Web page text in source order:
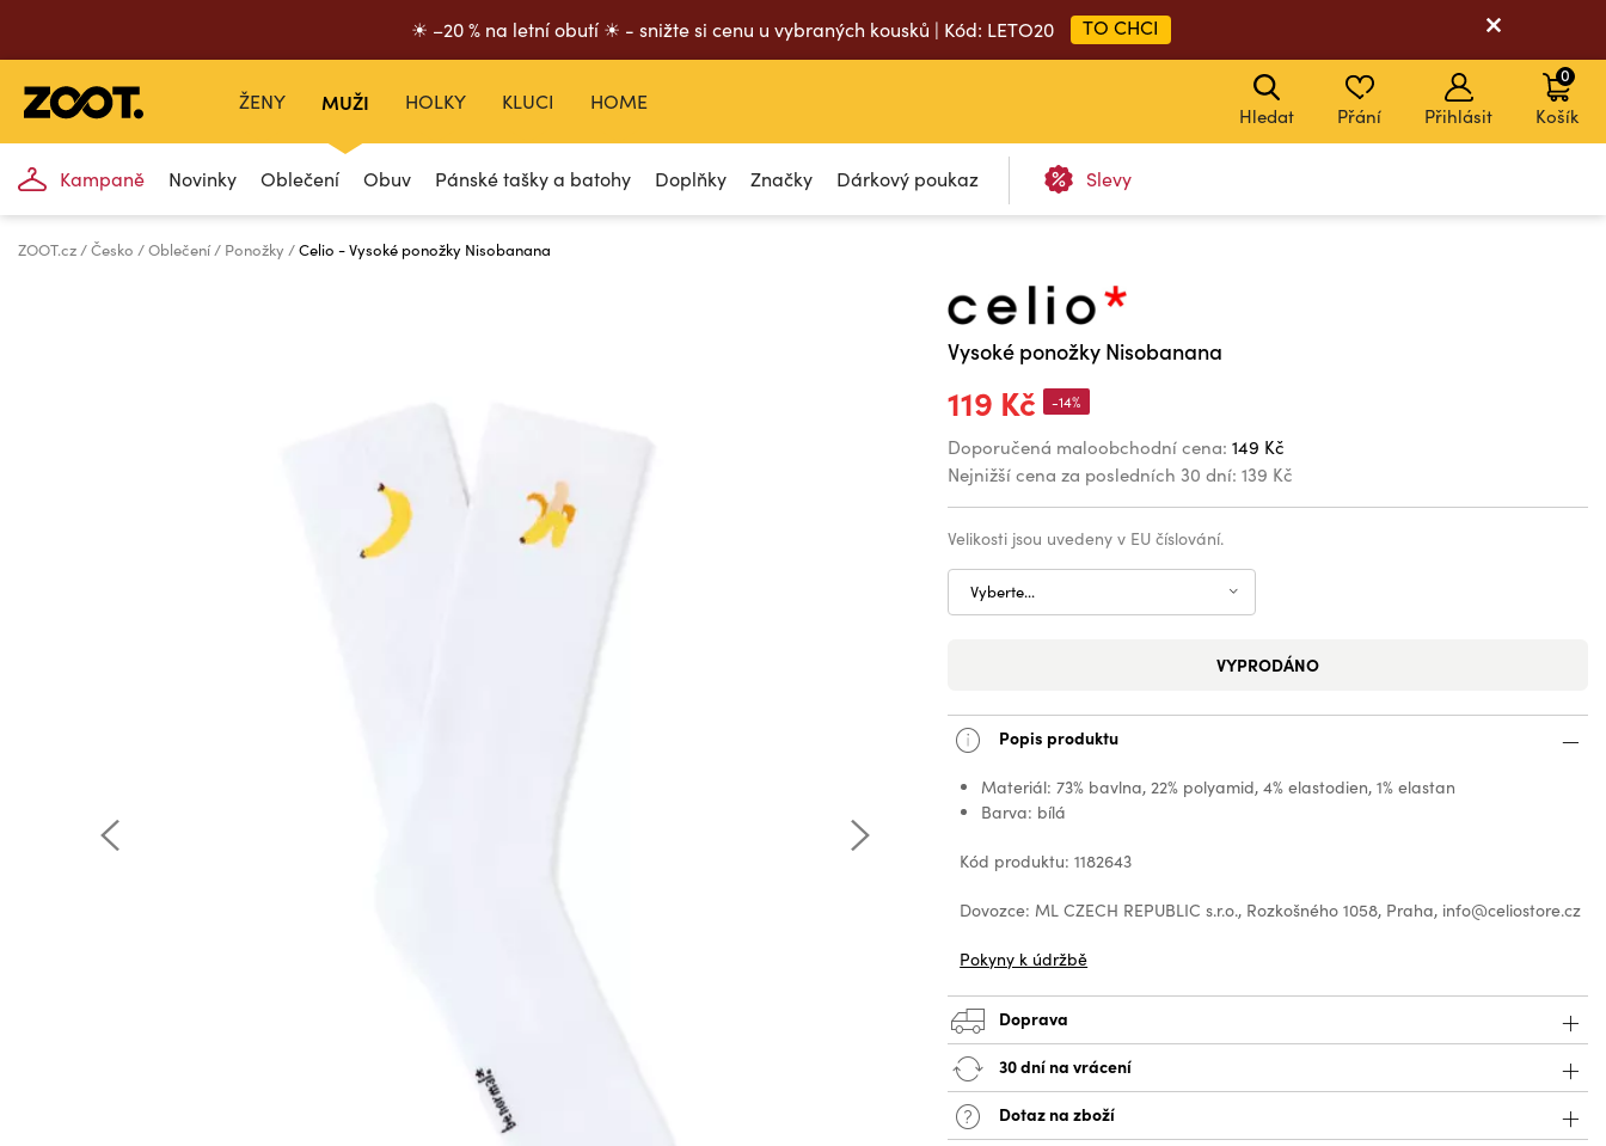
☀ –20 % na letní obutí ☀ - snižte si cenu u vybraných kousků | Kód: LETO20 TO CHCI
ŽENY MUŽI
Kampaně Novinky Oblečení Obuv Pánské tašky a batohy Doplňky Značky Dárkový poukaz Slevy
HOLKY KLUCI HOME
Hledat Přání Přihlásit Košík
0
ZOOT.cz Česko Oblečení Ponožky Celio - Vysoké ponožky Nisobanana
Vysoké ponožky Nisobanana
119 Kč -14%
Doporučená maloobchodní cena: 149 Kč
Nejnižší cena za posledních 30 dní: 139 Kč
Velikosti jsou uvedeny v EU číslování.
Vyberte...
VYPRODÁNO
Popis produktu
Materiál: 73% bavlna, 22% polyamid, 4% elastodien, 1% elastan
Barva: bílá
Kód produktu: 1182643
Dovozce: ML CZECH REPUBLIC s.r.o., Rozkošného 1058, Praha, info@celiostore.cz
Pokyny k údržbě
Doprava
30 dní na vrácení
Dotaz na zboží